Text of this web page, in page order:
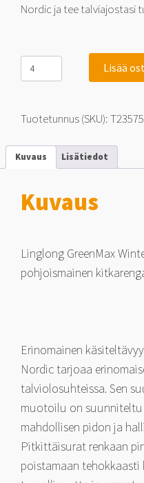
Nordic ja tee talviajostasi
Linglong
GreenMax
Winter
15
235/75-
Lisää
Tuotetunnus (SKU):
Kuvaus Lisätiedot
Kuvaus
Linglong GreenMax
pohjoismainen
Erinomainen
Nordic tarjoaa
talviolosuhteissa. Sen
muotoilu on
mahdollisen pidon ja
Pitkittäisurat renkaan
poistamaan